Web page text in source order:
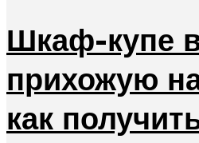
Шкаф-купе
прихожую
как